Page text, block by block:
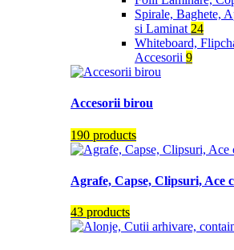
Spirale, Baghete,
si Laminat 24
Whiteboard,
Accesorii 9
Accesorii birou
190 products
Agrafe, Capse, Clipsuri, Ace
43 products